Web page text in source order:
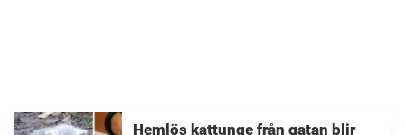
Hemlös kattunge från gatan blir